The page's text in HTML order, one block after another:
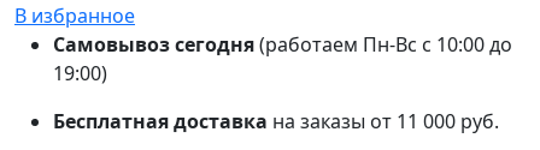
В избранное
Самовывоз сегодня(работаем Пн-Вс с 10:00 до
19:00)
Бесплатная доставка на заказы от 11 000 руб.